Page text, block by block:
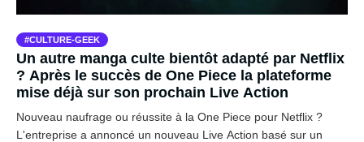
CULTURE-GEEK
Un autre manga culte bientôt adapté par Netflix
? Après le succès de One Piece la plateforme
mise déjà sur son prochain Live Action
Nouveau naufrage ou réussite à la One Piece pour Netflix ?
L'entreprise a annoncé un nouveau Live Action basé sur un